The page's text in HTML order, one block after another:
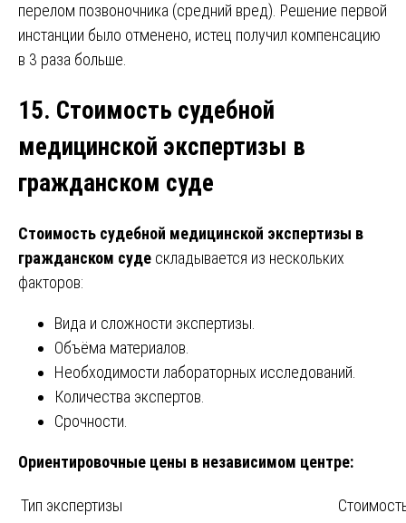
перелом позвоночника (средний вред). Решение первой
инстанции было отменено, истец получил компенсацию
в 3 раза больше.
15. Стоимость судебной
медицинской экспертизы в
гражданском суде
Стоимость судебной медицинской экспертизы в
гражданском суде складывается из нескольких
факторов:
Вида и сложности экспертизы.
Объёма материалов.
Необходимости лабораторных исследований.
Количества экспертов.
Срочности.
Ориентировочные цены в независимом центре:
Тип экспертизы